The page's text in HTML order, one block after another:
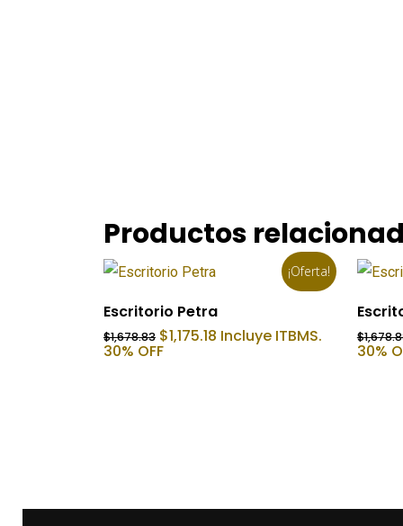
Productos
¡Oferta!
Añadir Al Carrito
Escritorio Petra
$1,678.83 El
precio
$1,175.18 El
precio
Incluye ITBMS.
30% OFF
$
30%